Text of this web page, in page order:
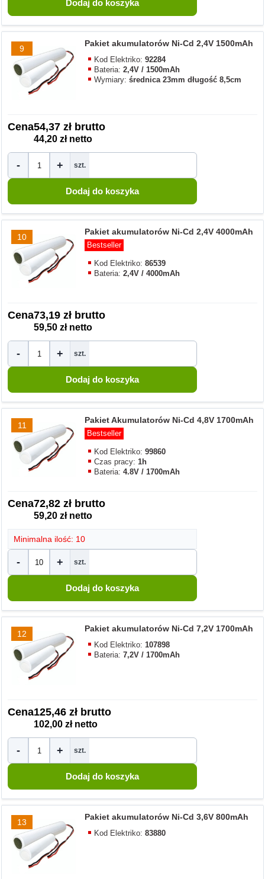
9
Pakiet akumulatorów Ni-Cd 2,4V 1500mAh
Kod Elektriko:92284
Bateria:2,4V / 1500mAh
Wymiary:średnica 23mm długość 8,5cm
Cena54,37 zł brutto
44,20 zł netto
- + szt.
10
Pakiet akumulatorów Ni-Cd 2,4V 4000mAh
Bestseller
Kod Elektriko:86539
Bateria:2,4V / 4000mAh
Cena73,19 zł brutto
59,50 zł netto
- + szt.
11
Pakiet Akumulatorów Ni-Cd 4,8V 1700mAh
Bestseller
Kod Elektriko:99860
Czas pracy:1h
Bateria:4.8V / 1700mAh
Cena72,82 zł brutto
59,20 zł netto
Minimalna ilość: 10
- + szt.
12
Pakiet akumulatorów Ni-Cd 7,2V 1700mAh
Kod Elektriko:107898
Bateria:7,2V / 1700mAh
Cena125,46 zł brutto
102,00 zł netto
- + szt.
13
Pakiet akumulatorów Ni-Cd 3,6V 800mAh
Kod Elektriko:83880